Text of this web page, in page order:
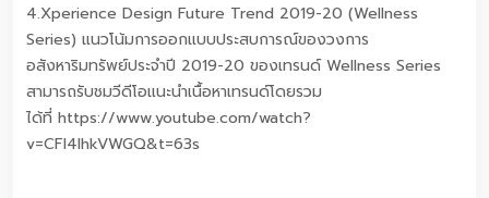
4.Xperience Design Future Trend 2019-20 (Wellness
Series) แนวโน้มการออกแบบประสบการณ์ของวงการ
อสังหาริมทรัพย์ประจำปี 2019-20 ของเทรนด์ Wellness Series
สามารถรับชมวีดีโอแนะนำเนื้อหาเทรนด์โดยรวม
ได้ที่ https://www.youtube.com/watch?
v=CFl4IhkVWGQ&t=63s